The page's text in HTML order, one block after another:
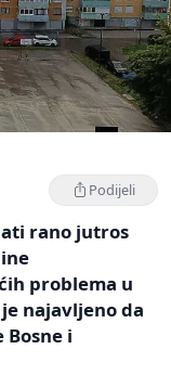
Podijeli
rano jutros
problema u
najavljeno da
i